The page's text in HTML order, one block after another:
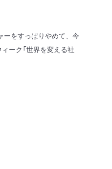
ーをすっぱりやめて、今
ーク「世界を変える社